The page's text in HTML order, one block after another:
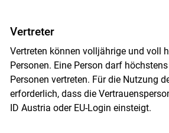
Vertreter
Vertreten können volljährige und voll
Personen. Eine Person darf
Personen vertreten. Für die Nutzung
erforderlich, dass die
ID Austria oder EU-Login einsteigt.